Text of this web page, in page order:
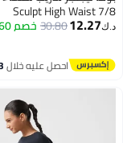
Sculpt High Waist 7/8
د.ك‏12.27
30.80خصم 60%
احصل عليه خلال